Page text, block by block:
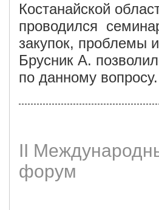
Костанайской
проводился
закупок, проблемы
Брусник А.
по данному вопросу.
II
форум